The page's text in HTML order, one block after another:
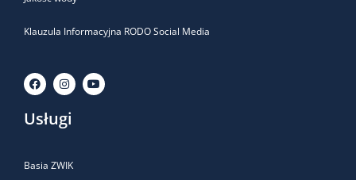
Klauzula Informacyjna RODO Social Media
Usługi
Basia ZWIK